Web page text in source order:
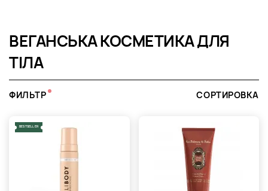
ВЕГАНСЬКА КОСМЕТИКА ДЛЯ
ТІЛА
ФИЛЬТР СОРТИРОВКА
BESTSELLER